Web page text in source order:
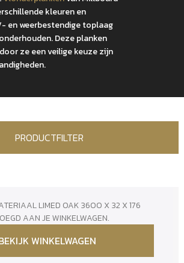
kleuren en
en weerbestendige toplaag
Deze planken
ze een veilige keuze zijn
PRODUCTFILTER
LIMED OAK 3600 X 32 X 176
AAN JE WINKELWAGEN.
WINKELWAGEN